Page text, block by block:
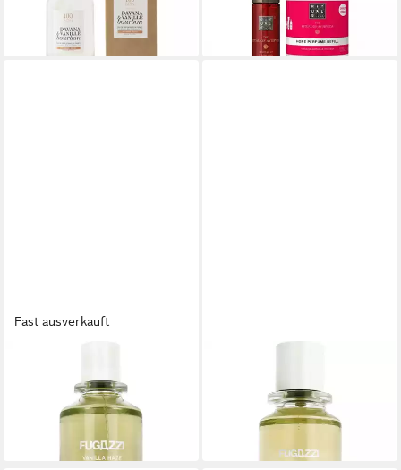
lieferbar in 4 Wochen
in 2-3 Werktagen bei dir
Fast ausverkauft
Haze EDP (Unisex)
128,11 €
lieferbar in 2 Wochen
Haze EDP (Unisex)
(2.185,60 €/ 1 l)